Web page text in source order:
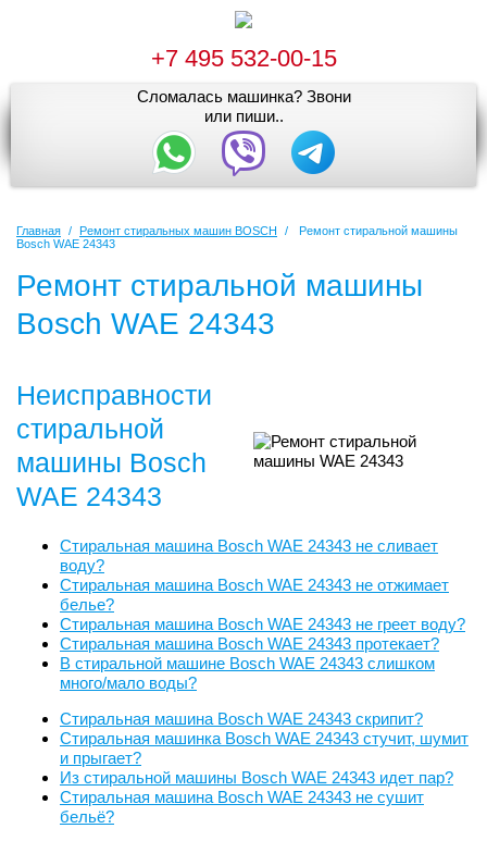
+7 495 532-00-15
Сломалась машинка? Звони
или пиши..
Главная / Ремонт стиральных машин BOSCH /
Ремонт стиральной машины
Bosch WAE 24343
Ремонт стиральной машины
Bosch WAE 24343
Неисправности
стиральной
машины Bosch
WAE 24343
Стиральная машина Bosch WAE 24343 не сливает
воду?
Стиральная машина Bosch WAE 24343 не отжимает
белье?
Стиральная машина Bosch WAE 24343 не греет воду?
Стиральная машина Bosch WAE 24343 протекает?
В стиральной машине Bosch WAE 24343 слишком
много/мало воды?
Стиральная машина Bosch WAE 24343 скрипит?
Стиральная машинка Bosch WAE 24343 стучит, шумит
и прыгает?
Из стиральной машины Bosch WAE 24343 идет пар?
Стиральная машина Bosch WAE 24343 не сушит
бельё?